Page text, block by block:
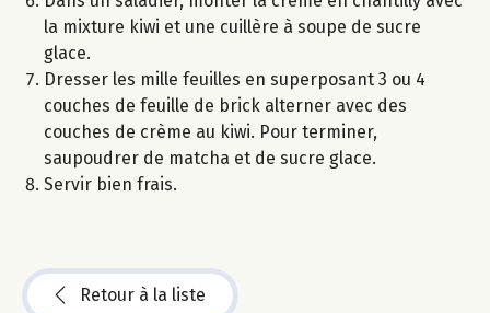
la mixture kiwi et une cuillère à soupe de sucre
glace.
Dresser les mille feuilles en superposant 3 ou 4
couches de feuille de brick alterner avec des
couches de crème au kiwi. Pour terminer,
saupoudrer de matcha et de sucre glace.
Servir bien frais.
Retour à la liste